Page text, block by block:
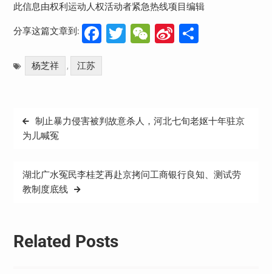
此信息由权利运动人权活动者紧急热线项目编辑
分享这篇文章到: Facebook
Twitter
WeChat
Sina分
杨芝祥 , 江苏
文
章
航
制止暴力侵害被判故意杀人，河北七旬老妪十年驻京
为儿喊冤
湖北广水冤民李桂芝再赴京拷问工商银行良知、测试劳
教制度底线
Related Posts